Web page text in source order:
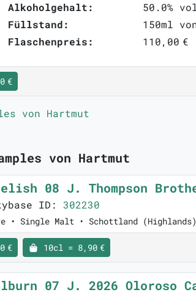
Alkoholgehalt:
50.0%
Füllstand:
150ml
Flaschenpreis:
110,00
€
von Hartmut
von Hartmut
08 J. Thompson
ID: 302230
• Single Malt • Schottland
€ 10cl = 8,90 €
07 J. 2026 Oloroso